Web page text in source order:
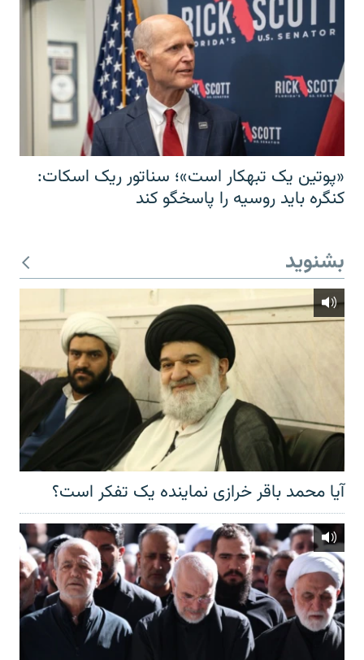
«پوتین یک تبهکار است»؛ سناتور ریک اسکات:
کنگره باید روسیه را پاسخگو کند
بشنوید
آیا محمد باقر خرازی نماینده یک تفکر است؟